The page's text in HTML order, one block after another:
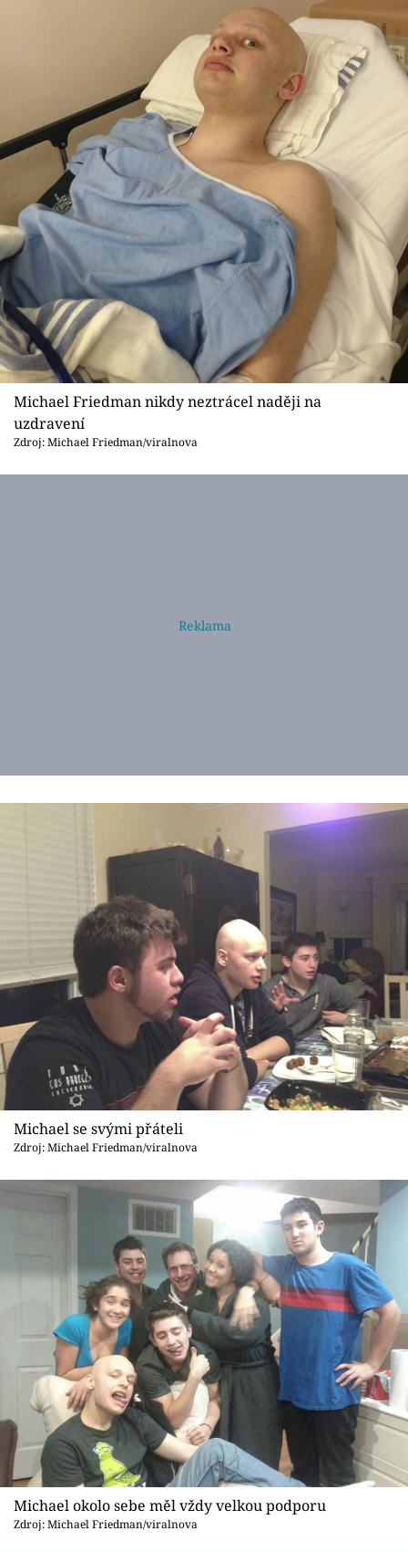
Michael Friedman nikdy neztrácel naději na
uzdravení
Zdroj: Michael Friedman/viralnova
Michael se svými přáteli
Zdroj: Michael Friedman/viralnova
Michael okolo sebe měl vždy velkou podporu
Zdroj: Michael Friedman/viralnova